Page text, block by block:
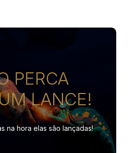
PERCA
LANCE!
na hora elas são lançadas!